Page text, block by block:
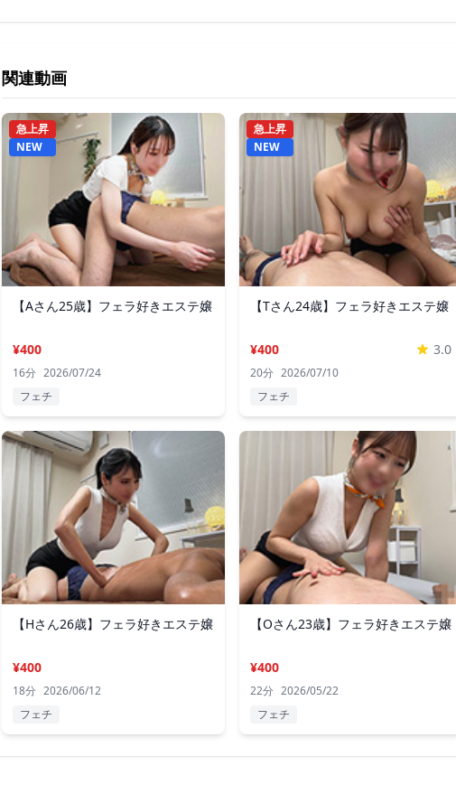
関連動画
急上昇
NEW
【Aさん25歳】フェラ好きエステ嬢
¥400
16分 2026/07/24
フェチ
急上昇
NEW
【Tさん24歳】フェラ好きエステ嬢
¥400 3.0
20分 2026/07/10
フェチ
【Hさん26歳】フェラ好きエステ嬢
¥400
18分 2026/06/12
フェチ
【Oさん23歳】フェラ好きエステ嬢
¥400
22分 2026/05/22
フェチ